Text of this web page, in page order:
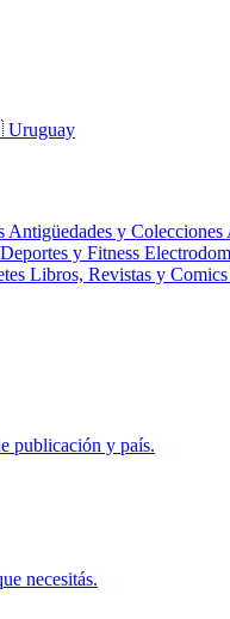
Antigüedades y Colecciones
Deportes y Fitness
Libros, Revistas y Comics
publicación y país.
necesitás.